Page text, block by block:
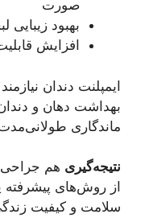
صورت
بهبود
افزایش
ایمپلنت دندان
بهداشت دهان و
ماندگاری
نتیجه‌گیری هم جراحی
از روش‌های
سلامت و کیفیت